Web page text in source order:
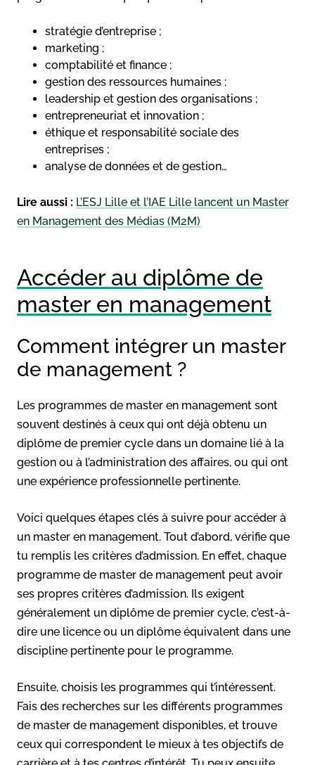
stratégie d’entreprise ;
marketing ;
comptabilité et finance ;
gestion des ressources humaines ;
leadership et gestion des organisations ;
entrepreneuriat et innovation ;
éthique et responsabilité sociale des
entreprises ;
analyse de données et de gestion…
Lire aussi : L’ESJ Lille et l’IAE Lille lancent un Master
en Management des Médias (M2M)
Accéder au diplôme de
master en management
Comment intégrer un master
de management ?
Les programmes de master en management sont
souvent destinés à ceux qui ont déjà obtenu un
diplôme de premier cycle dans un domaine lié à la
gestion ou à l’administration des affaires, ou qui ont
une expérience professionnelle pertinente.
Voici quelques étapes clés à suivre pour accéder à
un master en management. Tout d’abord, vérifie que
tu remplis les critères d’admission. En effet, chaque
programme de master de management peut avoir
ses propres critères d’admission. Ils exigent
généralement un diplôme de premier cycle, c’est-à-
dire une licence ou un diplôme équivalent dans une
discipline pertinente pour le programme.
Ensuite, choisis les programmes qui t’intéressent.
Fais des recherches sur les différents programmes
de master de management disponibles, et trouve
ceux qui correspondent le mieux à tes objectifs de